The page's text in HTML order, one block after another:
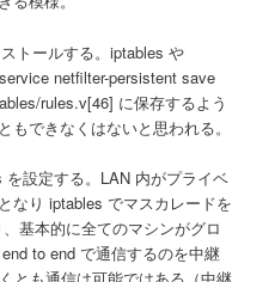
トールする。iptables や
netfilter-persistent save
rules.v[46] に保存するよう
できなくはないと思われる。
設定する。LAN 内がプライベ
なり iptables でマスカレードを
基本的に全てのマシンがグロ
to end で通信するのを中継